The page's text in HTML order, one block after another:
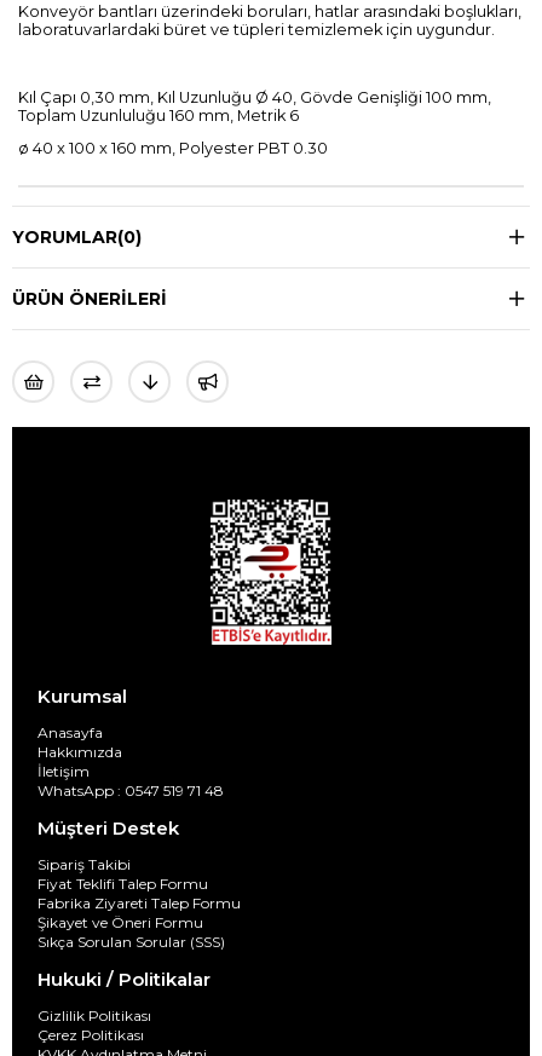
Konveyör bantları üzerindeki boruları, hatlar arasındaki boşlukları,
laboratuvarlardaki büret ve tüpleri temizlemek için uygundur.
Kıl Çapı 0,30 mm, Kıl Uzunluğu Ø 40, Gövde Genişliği 100 mm,
Toplam Uzunluluğu 160 mm, Metrik 6
ø 40 x 100 x 160 mm, Polyester PBT 0.30
YORUMLAR(0)
ÜRÜN ÖNERILERI
Kurumsal
Anasayfa
Hakkımızda
İletişim
WhatsApp : 0547 519 71 48
Müşteri Destek
Sipariş Takibi
Fiyat Teklifi Talep Formu
Fabrika Ziyareti Talep Formu
Şikayet ve Öneri Formu
Sıkça Sorulan Sorular (SSS)
Hukuki / Politikalar
Gizlilik Politikası
Çerez Politikası